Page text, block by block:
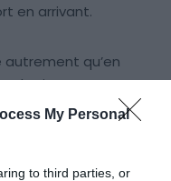
My Personal
to third parties, or
en arrivant.
qu’en
l’avion.
quel moyen